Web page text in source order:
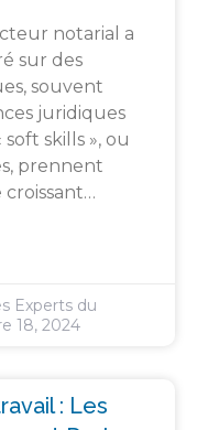
notarial a
sur des
souvent
juridiques
skills », ou
prennent
Experts du
18, 2024
: Les